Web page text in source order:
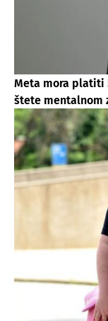
Meta mora platiti
štete mentalnom